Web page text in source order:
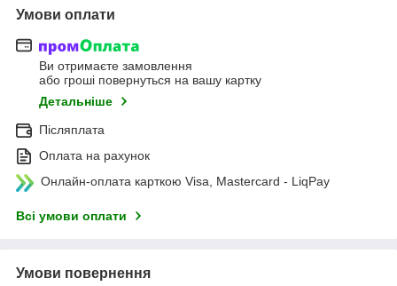
Умови оплати
Ви отримаєте замовлення
або гроші повернуться на вашу картку
Детальніше
Післяплата
Оплата на рахунок
Онлайн-оплата карткою Visa, Mastercard - LiqPay
Всі умови оплати
Умови повернення